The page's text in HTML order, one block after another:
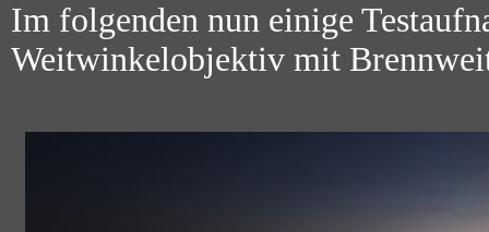
Im folgenden nun einige
Weitwinkelobjektiv mit